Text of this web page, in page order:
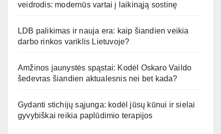
veidrodis: modernūs vartai į laikinąją sostinę
LDB palikimas ir nauja era: kaip šiandien veikia
darbo rinkos variklis Lietuvoje?
Amžinos jaunystės spąstai: Kodėl Oskaro Vaildo
šedevras šiandien aktualesnis nei bet kada?
Gydanti stichijų sąjunga: kodėl jūsų kūnui ir sielai
gyvybiškai reikia paplūdimio terapijos